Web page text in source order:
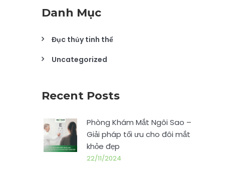
Danh Mục
Đục thủy tinh thể
Uncategorized
Recent Posts
Phòng Khám Mắt Ngôi Sao –
Giải pháp tối ưu cho đôi mắt
khỏe đẹp
22/11/2024